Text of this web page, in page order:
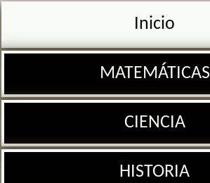
Inicio
MATEMÁTICAS
CIENCIA
HISTORIA